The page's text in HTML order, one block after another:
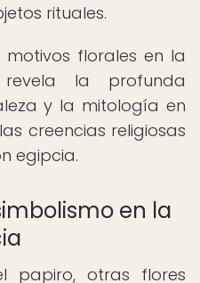
rituales.
florales en la
la profunda
y la mitología en
creencias religiosas
egipcia.
en la
papiro, otras flores